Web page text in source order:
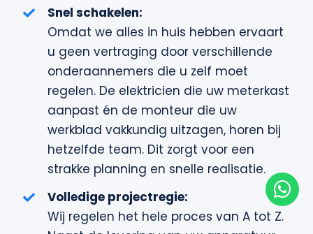
Snel schakelen:
Omdat we alles in huis hebben ervaart
u geen vertraging door verschillende
onderaannemers die u zelf moet
regelen. De elektricien die uw meterkast
aanpast én de monteur die uw
werkblad vakkundig uitzagen, horen bij
hetzelfde team. Dit zorgt voor een
strakke planning en snelle realisatie.
Volledige projectregie:
Wij regelen het hele proces van A tot Z.